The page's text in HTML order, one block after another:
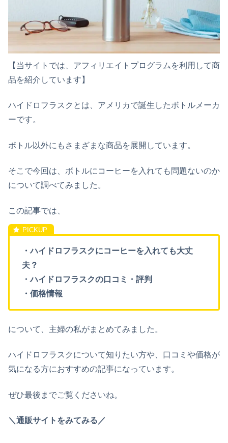
【当サイトでは、アフィリエイトプログラムを利用して商
品を紹介しています】
ハイドロフラスクとは、アメリカで誕生したボトルメーカ
ーです。
ボトル以外にもさまざまな商品を展開しています。
そこで今回は、ボトルにコーヒーを入れても問題ないのか
について調べてみました。
この記事では、
・ハイドロフラスクにコーヒーを入れても大丈
夫？
・ハイドロフラスクの口コミ・評判
・価格情報
について、主婦の私がまとめてみました。
ハイドロフラスクについて知りたい方や、口コミや価格が
気になる方におすすめの記事になっています。
ぜひ最後までご覧くださいね。
＼通販サイトをみてみる／